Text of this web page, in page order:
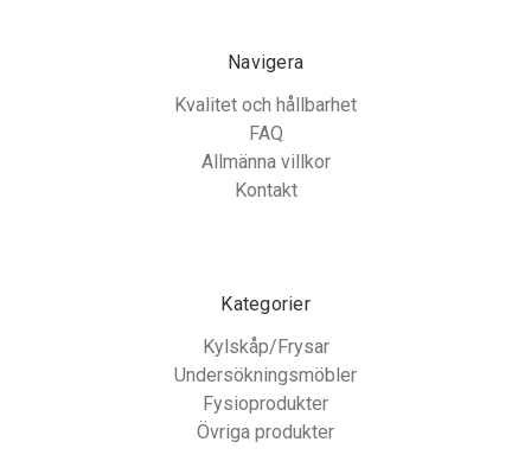
Navigera
Kvalitet och hållbarhet
FAQ
Allmänna villkor
Kontakt
Kategorier
Kylskåp/Frysar
Undersökningsmöbler
Fysioprodukter
Övriga produkter